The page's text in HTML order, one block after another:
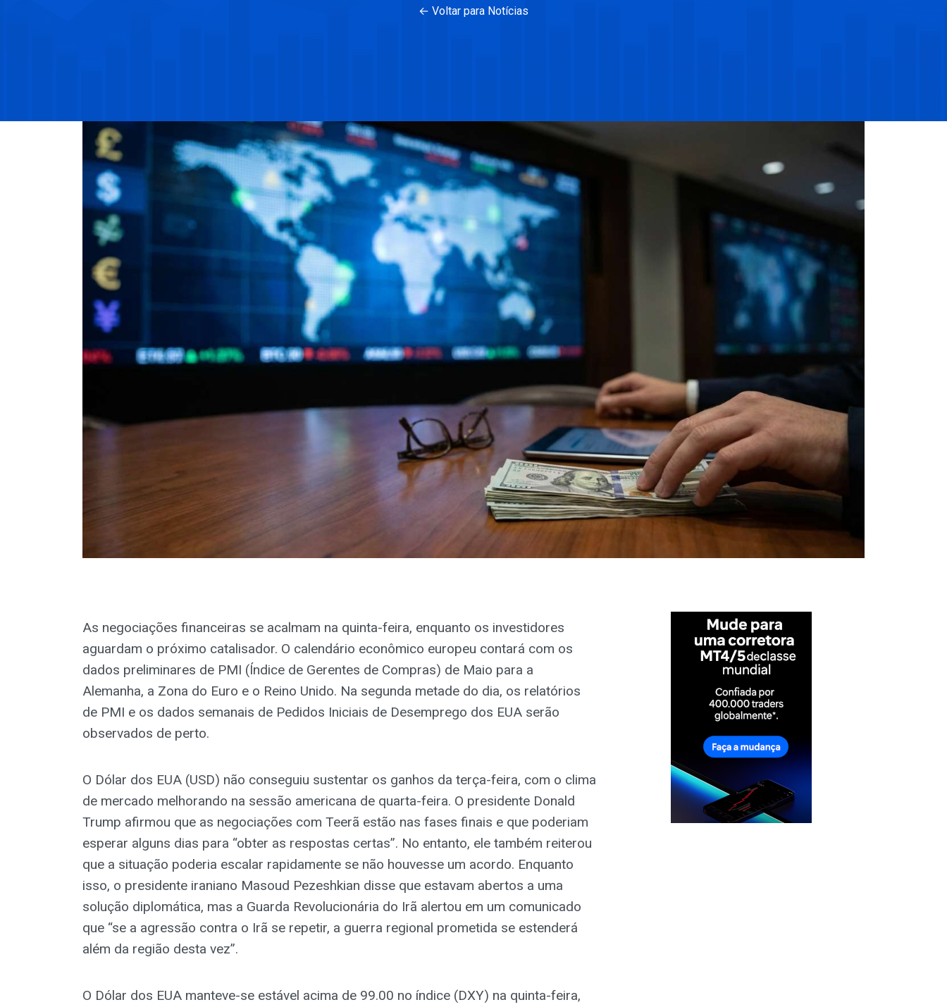
← Voltar para Notícias
As negociações financeiras se acalmam na quinta-feira, enquanto os investidores
aguardam o próximo catalisador. O calendário econômico europeu contará com os
dados preliminares de PMI (Índice de Gerentes de Compras) de Maio para a
Alemanha, a Zona do Euro e o Reino Unido. Na segunda metade do dia, os relatórios
de PMI e os dados semanais de Pedidos Iniciais de Desemprego dos EUA serão
observados de perto.
O Dólar dos EUA (USD) não conseguiu sustentar os ganhos da terça-feira, com o clima
de mercado melhorando na sessão americana de quarta-feira. O presidente Donald
Trump afirmou que as negociações com Teerã estão nas fases finais e que poderiam
esperar alguns dias para “obter as respostas certas”. No entanto, ele também reiterou
que a situação poderia escalar rapidamente se não houvesse um acordo. Enquanto
isso, o presidente iraniano Masoud Pezeshkian disse que estavam abertos a uma
solução diplomática, mas a Guarda Revolucionária do Irã alertou em um comunicado
que “se a agressão contra o Irã se repetir, a guerra regional prometida se estenderá
além da região desta vez”.
O Dólar dos EUA manteve-se estável acima de 99.00 no índice (DXY) na quinta-feira,